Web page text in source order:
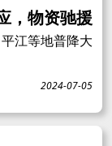
，物资驰援
江等地普降大
2024-07-05